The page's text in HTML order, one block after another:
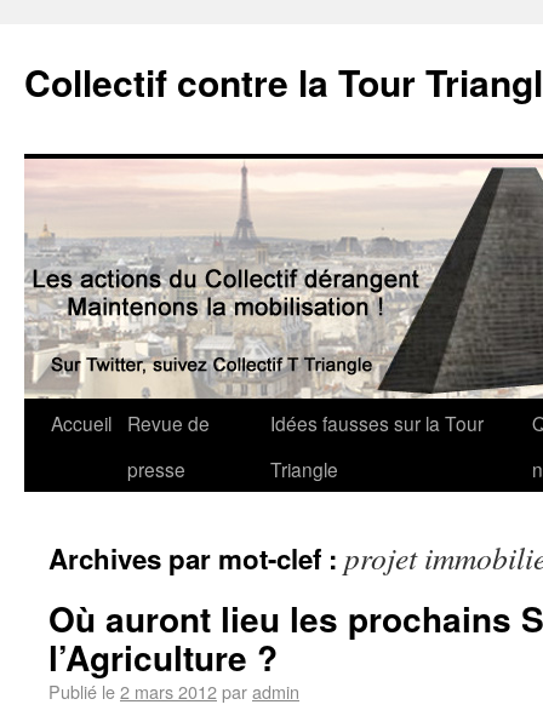
Collectif contre la Tour
Accueil
Revue de
presse
Idées fausses sur la Tour
Triangle
Archives par mot-clef : projet
Où auront lieu les prochains
l’Agriculture ?
Publié le2 mars 2012paradmin